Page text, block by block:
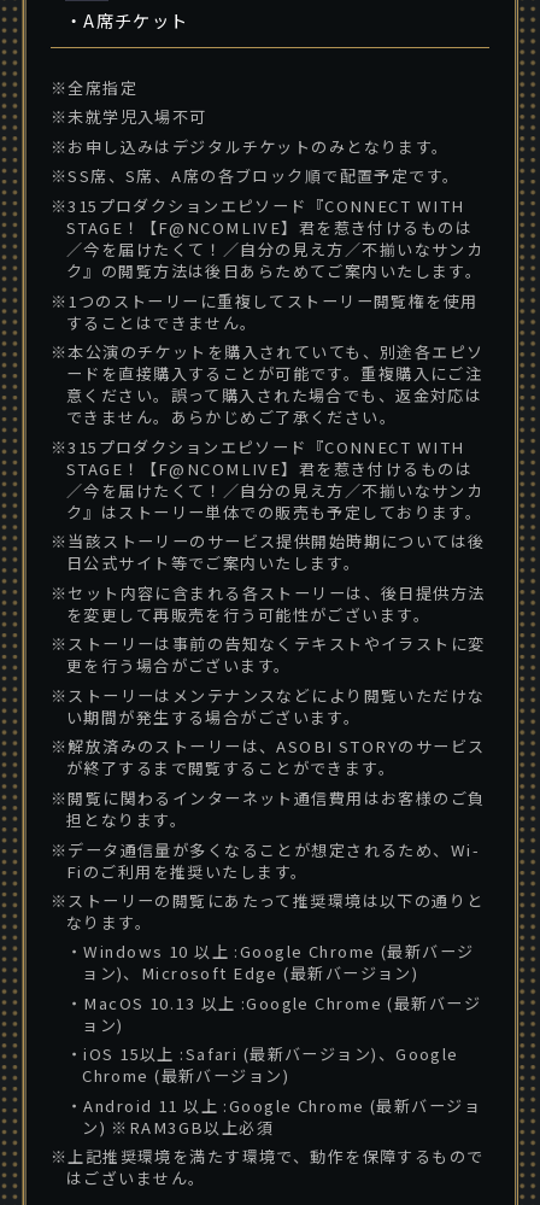
・A席チケット
※全席指定
※未就学児入場不可
※お申し込みはデジタルチケットのみとなります。
※SS席、S席、A席の各ブロック順で配置予定です。
※315プロダクションエピソード『CONNECT WITH
STAGE！【F@NCOMLIVE】君を惹き付けるものは
／今を届けたくて！／自分の見え方／不揃いなサンカ
ク』の閲覧方法は後日あらためてご案内いたします。
※1つのストーリーに重複してストーリー閲覧権を使用
することはできません。
※本公演のチケットを購入されていても、別途各エピソ
ードを直接購入することが可能です。重複購入にご注
意ください。誤って購入された場合でも、返金対応は
できません。あらかじめご了承ください。
※315プロダクションエピソード『CONNECT WITH
STAGE！【F@NCOMLIVE】君を惹き付けるものは
／今を届けたくて！／自分の見え方／不揃いなサンカ
ク』はストーリー単体での販売も予定しております。
※当該ストーリーのサービス提供開始時期については後
日公式サイト等でご案内いたします。
※セット内容に含まれる各ストーリーは、後日提供方法
を変更して再販売を行う可能性がございます。
※ストーリーは事前の告知なくテキストやイラストに変
更を行う場合がございます。
※ストーリーはメンテナンスなどにより閲覧いただけな
い期間が発生する場合がございます。
※解放済みのストーリーは、ASOBI STORYのサービス
が終了するまで閲覧することができます。
※閲覧に関わるインターネット通信費用はお客様のご負
担となります。
※データ通信量が多くなることが想定されるため、Wi-
Fiのご利用を推奨いたします。
※ストーリーの閲覧にあたって推奨環境は以下の通りと
なります。
・Windows 10 以上 :Google Chrome (最新バージ
ョン)、Microsoft Edge (最新バージョン)
・MacOS 10.13 以上 :Google Chrome (最新バージ
ョン)
・iOS 15以上 :Safari (最新バージョン)、Google
Chrome (最新バージョン)
・Android 11 以上 :Google Chrome (最新バージョ
ン) ※RAM3GB以上必須
※上記推奨環境を満たす環境で、動作を保障するもので
はございません。